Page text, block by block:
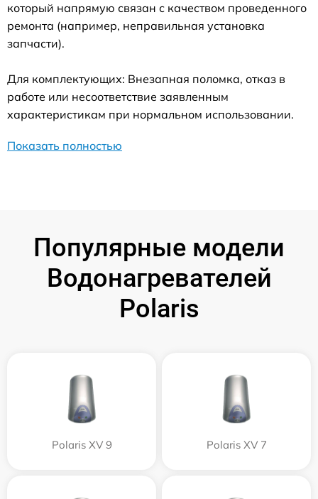
который напрямую связан с качеством проведенного
ремонта (например, неправильная установка
запчасти).
Для комплектующих: Внезапная поломка, отказ в
работе или несоответствие заявленным
характеристикам при нормальном использовании.
Показать полностью
Популярные модели
Водонагревателей
Polaris
Polaris XV 9 Polaris XV 7